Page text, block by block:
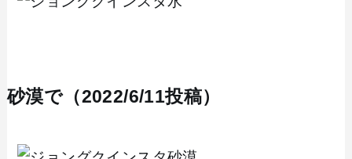
砂漠で（2022/6/11投稿）